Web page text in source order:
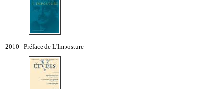
2010 - Préface de L'Imposture